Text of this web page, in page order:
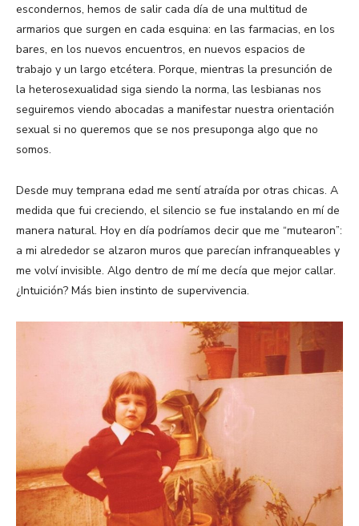
escondernos, hemos de salir cada día de una multitud de
armarios que surgen en cada esquina: en las farmacias, en los
bares, en los nuevos encuentros, en nuevos espacios de
trabajo y un largo etcétera. Porque, mientras la presunción de
la heterosexualidad siga siendo la norma, las lesbianas nos
seguiremos viendo abocadas a manifestar nuestra orientación
sexual si no queremos que se nos presuponga algo que no
somos.
Desde muy temprana edad me sentí atraída por otras chicas. A
medida que fui creciendo, el silencio se fue instalando en mí de
manera natural. Hoy en día podríamos decir que me “mutearon”:
a mi alrededor se alzaron muros que parecían infranqueables y
me volví invisible. Algo dentro de mí me decía que mejor callar.
¿Intuición? Más bien instinto de supervivencia.